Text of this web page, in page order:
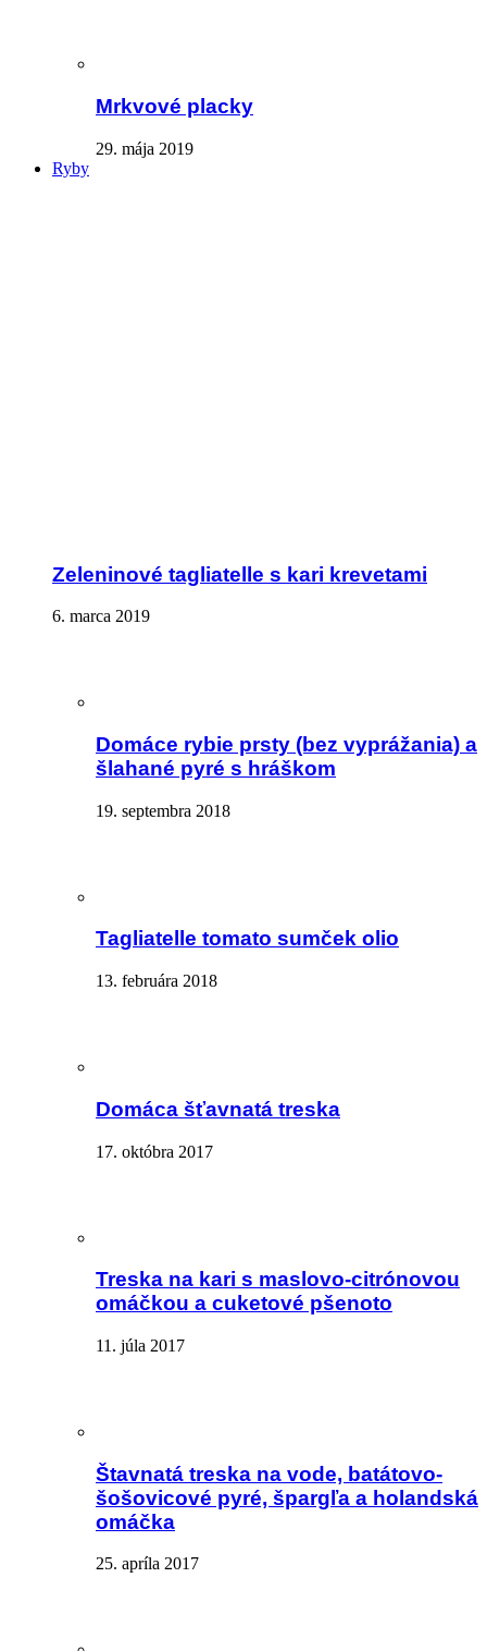
Mrkvové placky
29. mája 2019
Ryby
Zeleninové tagliatelle s kari krevetami
6. marca 2019
Domáce rybie prsty (bez vyprážania) a
šlahané pyré s hráškom
19. septembra 2018
Tagliatelle tomato sumček olio
13. februára 2018
Domáca šťavnatá treska
17. októbra 2017
Treska na kari s maslovo-citrónovou
omáčkou a cuketové pšenoto
11. júla 2017
Štavnatá treska na vode, batátovo-
šošovicové pyré, špargľa a holandská
omáčka
25. apríla 2017